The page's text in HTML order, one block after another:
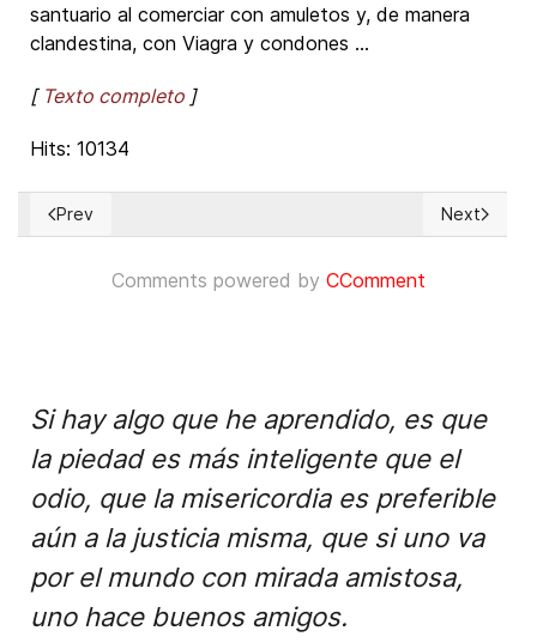
santuario al comerciar con amuletos y, de manera
clandestina, con Viagra y condones ...
[ Texto completo ]
Hits: 10134
Previous article: Historia criminal de los que gobiernan en
Prev Next
Next
Comments powered by CComment
Si hay algo que he aprendido, es que
la piedad es más inteligente que el
odio, que la misericordia es preferible
aún a la justicia misma, que si uno va
por el mundo con mirada amistosa,
uno hace buenos amigos.